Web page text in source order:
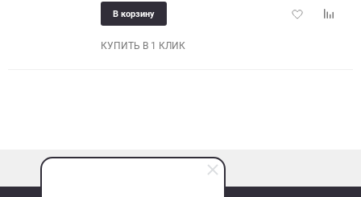
Добавить
В корзину
КУПИТЬ В 1 КЛИК